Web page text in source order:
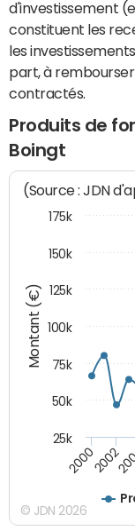
d'investissement
constituent les
les
part, à
contractés.
Produits de
Boingt
Montant (€)
(Source : JDN
20002002
25k
50k
75k
100k
125k
150k
175k
© JDN 2026